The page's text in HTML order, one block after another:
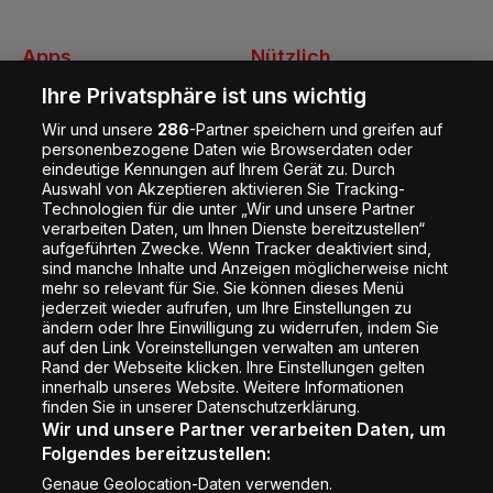
Folge uns
Nützlich
Kontakt
Jobs
Shop
Impressum
Rechtliches
Datenschutz
Cookie Liste
Cookie Einstellung
Apps
Energy Radio App
Ihre Privatsphäre ist uns wichtig
Wir und unsere 286-Partner speichern und greifen auf
personenbezogene Daten wie Browserdaten oder
eindeutige Kennungen auf Ihrem Gerät zu. Durch
Auswahl von Akzeptieren aktivieren Sie Tracking-
Technologien für die unter „Wir und unsere Partner
verarbeiten Daten, um Ihnen Dienste bereitzustellen“
aufgeführten Zwecke. Wenn Tracker deaktiviert sind,
sind manche Inhalte und Anzeigen möglicherweise nicht
mehr so relevant für Sie. Sie können dieses Menü
jederzeit wieder aufrufen, um Ihre Einstellungen zu
ändern oder Ihre Einwilligung zu widerrufen, indem Sie
auf den Link Voreinstellungen verwalten am unteren
Rand der Webseite klicken. Ihre Einstellungen gelten
innerhalb unseres Website. Weitere Informationen
finden Sie in unserer Datenschutzerklärung.
Wir und unsere Partner verarbeiten Daten, um
Folgendes bereitzustellen:
Genaue Geolocation-Daten verwenden.